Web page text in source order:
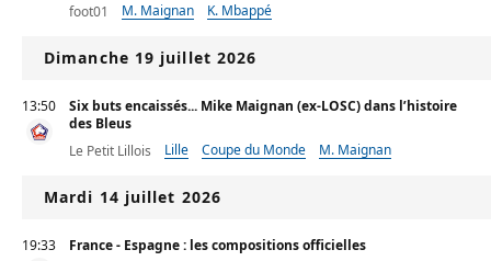
foot01
M. Maignan K. Mbappé
Dimanche 19 juillet 2026
13:50
Six buts encaissés... Mike Maignan (ex-LOSC) dans l’histoire
des Bleus
Le Petit Lillois
Lille Coupe du Monde M. Maignan
Mardi 14 juillet 2026
19:33
France - Espagne : les compositions officielles